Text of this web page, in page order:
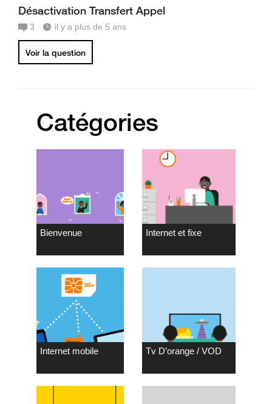
Désactivation Transfert Appel
3 il y a plus de 5 ans
Voir la question
Catégories
Bienvenue Internet et fixe
Internet mobile Tv D’orange / VOD